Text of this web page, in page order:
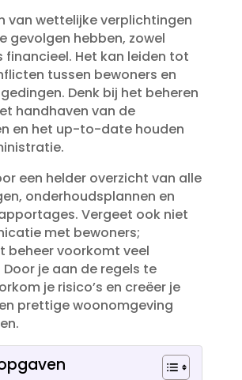
van wettelijke verplichtingen
gevolgen hebben, zowel
financieel.​ Het kan leiden tot
tussen bewoners en
Denk bij het beheren
handhaven van de
en het up-to-date houden
een helder overzicht van alle
onderhoudsplannen en
Vergeet ook niet
met bewoners;
beheer voorkomt veel
je aan de regels te
je risico’s en creëer je
prettige woonomgeving